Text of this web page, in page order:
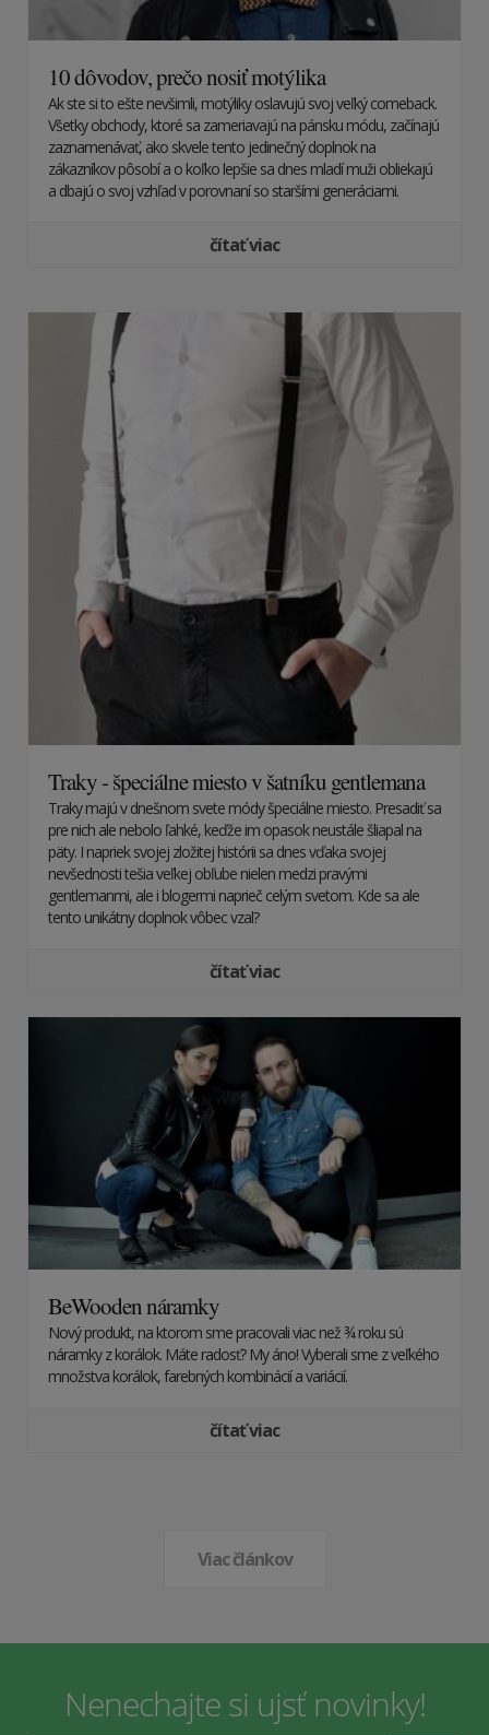
10 dôvodov, prečo nosiť motýlika
Ak ste si to ešte nevšimli, motýliky oslavujú svoj veľký comeback.
Všetky obchody, ktoré sa zameriavajú na pánsku módu, začínajú
zaznamenávať, ako skvele tento jedinečný doplnok na
zákazníkov pôsobí a o koľko lepšie sa dnes mladí muži obliekajú
a dbajú o svoj vzhľad v porovnaní so staršími generáciami.
čítať viac
Traky - špeciálne miesto v šatníku gentlemana
Traky majú v dnešnom svete módy špeciálne miesto. Presadiť sa
pre nich ale nebolo ľahké, keďže im opasok neustále šliapal na
päty. I napriek svojej zložitej histórii sa dnes vďaka svojej
nevšednosti tešia veľkej obľube nielen medzi pravými
gentlemanmi, ale i blogermi naprieč celým svetom. Kde sa ale
tento unikátny doplnok vôbec vzal?
čítať viac
BeWooden náramky
Nový produkt, na ktorom sme pracovali viac než ¾ roku sú
náramky z korálok. Máte radosť? My áno! Vyberali sme z veľkého
množstva korálok, farebných kombinácií a variácií.
čítať viac
Viac článkov
Nenechajte si ujsť novinky!